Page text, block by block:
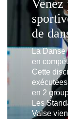
Venez
de
La Danse
en
Cette
en 2
Les
Valse